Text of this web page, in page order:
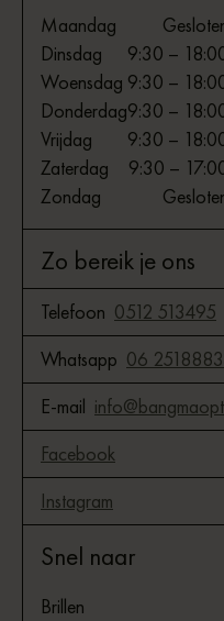
Maandag
Dinsdag
9:30 –
Woensdag 9:30 –
Donderdag9:30 –
Vrijdag
9:30 –
Zaterdag
9:30 –
Zondag
Zo bereik je ons
Telefoon 0512 513495
Whatsapp 06
E-mail
Facebook
Instagram
Snel naar
Brillen